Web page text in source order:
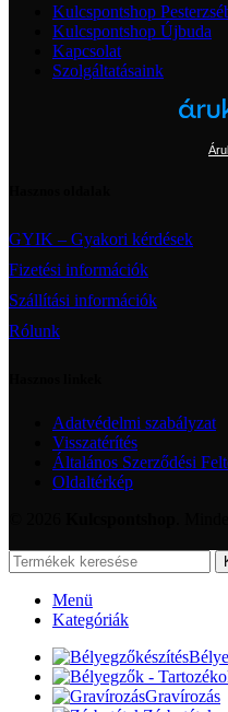
Kulcspontshop
Kulcspontshop Újbuda
Kapcsolat
Szolgáltatásaink
GYIK – Gyakori kérdések
Fizetési információk
Szállítási információk
Rólunk
Adatvédelmi szabályzat
Visszatérítés
Általános Szerződési
Oldaltérkép
Menü
Kategóriák
Gravírozás